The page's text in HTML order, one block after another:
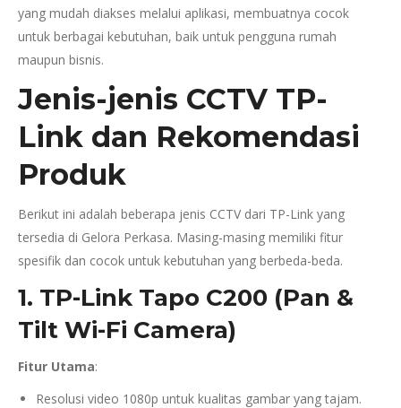
yang mudah diakses melalui aplikasi, membuatnya cocok
untuk berbagai kebutuhan, baik untuk pengguna rumah
maupun bisnis.
Jenis-jenis CCTV TP-
Link dan Rekomendasi
Produk
Berikut ini adalah beberapa jenis CCTV dari TP-Link yang
tersedia di Gelora Perkasa. Masing-masing memiliki fitur
spesifik dan cocok untuk kebutuhan yang berbeda-beda.
1. TP-Link Tapo C200 (Pan &
Tilt Wi-Fi Camera)
Fitur Utama:
Resolusi video 1080p untuk kualitas gambar yang tajam.